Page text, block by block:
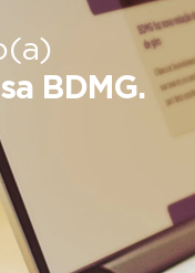
BDMG.